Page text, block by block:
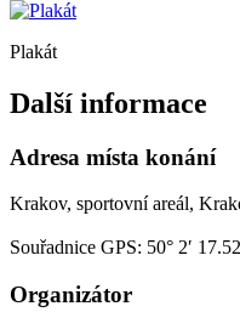
Plakát
Další informace
Adresa místa konání
Krakov, sportovní areál,
Souřadnice GPS: 50° 2′
Organizátor